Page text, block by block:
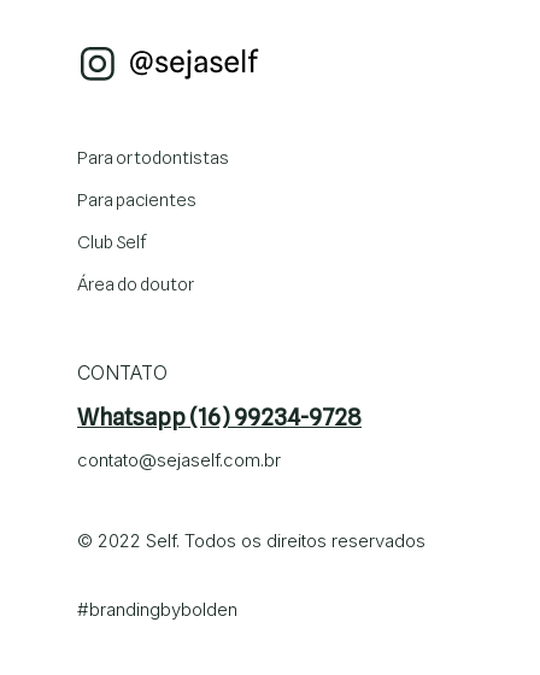
Para ortodontistas
Para pacientes
Club Self
Área do doutor
CONTATO
Whatsapp (16) 99234-9728
contato@sejaself.com.br
© 2022 Self. Todos os direitos reservados
#brandingbybolden